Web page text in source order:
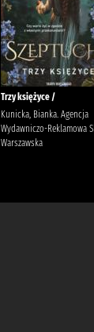
Trzy księżyce /
Kunicka, Bianka. Agencja
Wydawniczo-Reklamowa
Warszawska